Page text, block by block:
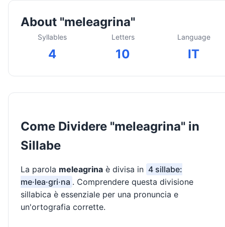
About "meleagrina"
Syllables
4
Letters
10
Language
IT
Come Dividere "meleagrina" in
Sillabe
La parola meleagrina è divisa in 4 sillabe:
me·lea·gri·na . Comprendere questa divisione
sillabica è essenziale per una pronuncia e
un'ortografia corrette.